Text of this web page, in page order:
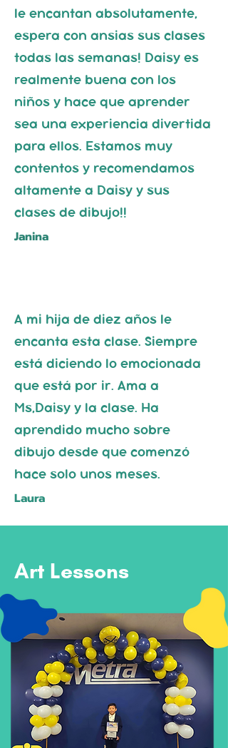
le encantan absolutamente,
espera con ansias sus clases
todas las semanas! Daisy es
realmente buena con los
niños y hace que aprender
sea una experiencia divertida
para ellos. Estamos muy
contentos y recomendamos
altamente a Daisy y sus
clases de dibujo!!
Janina
A mi hija de diez años le
encanta esta clase. Siempre
está diciendo lo emocionada
que está por ir. Ama a
Ms,Daisy y la clase. Ha
aprendido mucho sobre
dibujo desde que comenzó
hace solo unos meses.
Laura
Art Lessons